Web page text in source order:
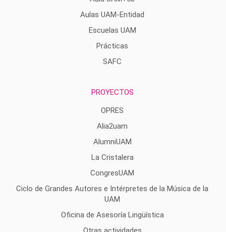
Aulas UAM-Entidad
Escuelas UAM
Prácticas
SAFC
PROYECTOS
OPRES
Alia2uam
AlumniUAM
La Cristalera
CongresUAM
Ciclo de Grandes Autores e Intérpretes de la Música de la
UAM
Oficina de Asesoría Lingüística